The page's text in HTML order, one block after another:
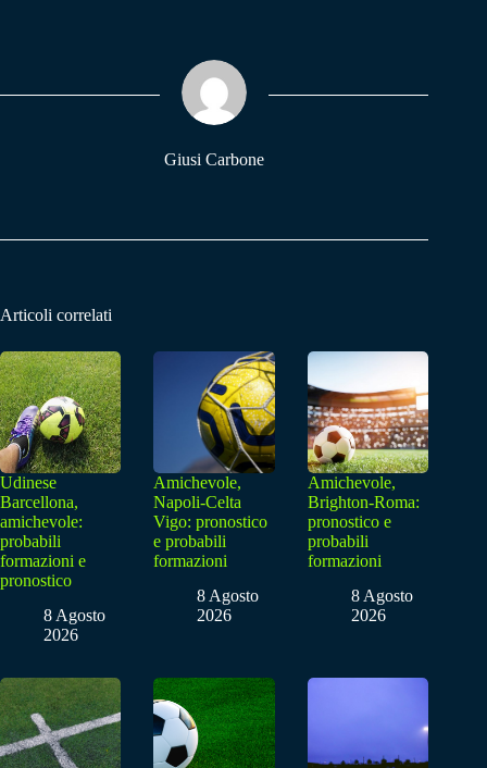
pp m
Giusi Carbone
Articoli correlati
Udinese
Barcellona,
amichevole:
probabili
formazioni e
pronostico
8 Agosto
2026
Amichevole,
Napoli-Celta
Vigo: pronostico
e probabili
formazioni
8 Agosto
2026
Amichevole,
Brighton-Roma:
pronostico e
probabili
formazioni
8 Agosto
2026